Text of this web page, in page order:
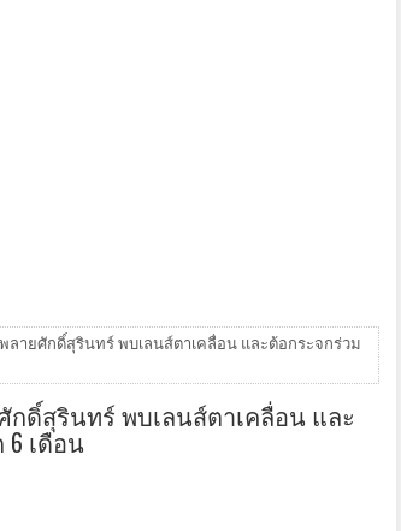
ลายศักดิ์สุรินทร์ พบเลนส์ตาเคลื่อน และต้อกระจกร่วม
ดิ์สุรินทร์ พบเลนส์ตาเคลื่อน และ
เดือน